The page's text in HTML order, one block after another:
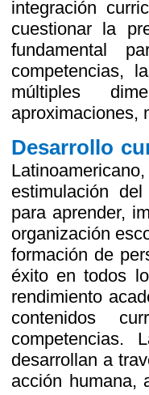
integración
cuestionar la
fundamental
competencias,
múltiples
aproximaciones,
Desarrollo
estimulación
para aprender,
organización
formación de
éxito en todos
rendimiento
contenidos
competencias.
desarrollan a
acción humana,